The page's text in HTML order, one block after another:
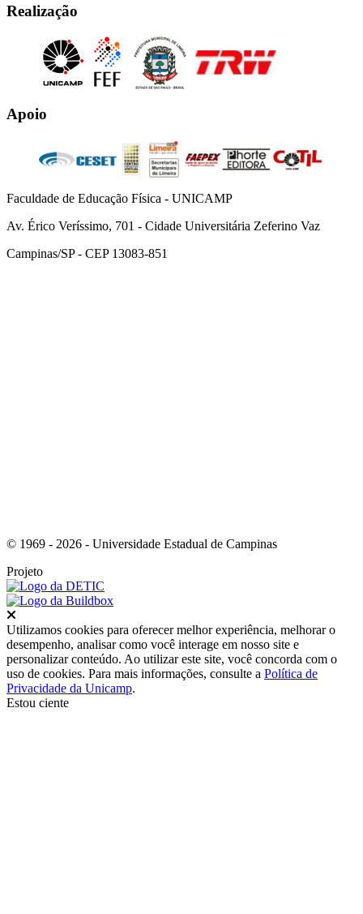
Realização
Apoio
Faculdade de Educação Física - UNICAMP
Av. Érico Veríssimo, 701 - Cidade Universitária Zeferino Vaz
Campinas/SP - CEP 13083-851
© 1969 - 2026 - Universidade Estadual de Campinas
Projeto
Utilizamos cookies para oferecer melhor experiência, melhorar o
desempenho, analisar como você interage em nosso site e
personalizar conteúdo. Ao utilizar este site, você concorda com o
uso de cookies. Para mais informações, consulte a Política de
Privacidade da Unicamp.
Estou ciente